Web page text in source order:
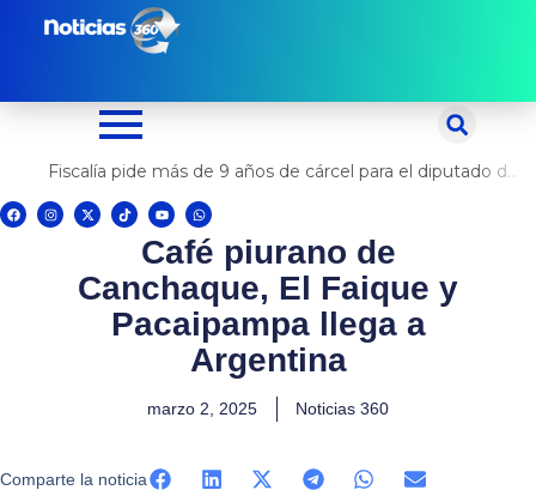
Fiscalía pide más de 9 años de cárcel para el diputado de oposición Harvey Colchado
F
a
c
I
n
s
X
-
t
t
e
T
i
k
Y
o
u
t
u
b
e
W
h
a
t
s
p
p
Café piurano de
Canchaque, El Faique y
Pacaipampa llega a
Argentina
marzo 2, 2025 Noticias 360
Comparte la noticia